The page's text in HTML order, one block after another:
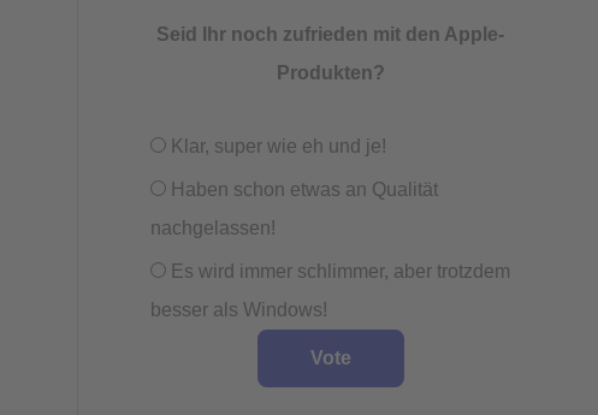
Seid Ihr noch zufrieden mit den Apple-
Produkten?
Klar, super wie eh und je!
Haben schon etwas an Qualität
nachgelassen!
Es wird immer schlimmer, aber trotzdem
besser als Windows!